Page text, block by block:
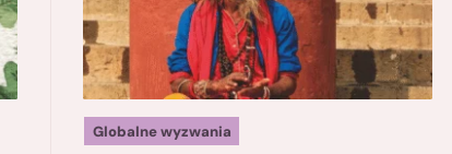
Globalne wyzwania